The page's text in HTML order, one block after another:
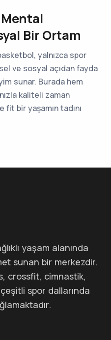
Bir Ortam
yalnızca spor
ve sosyal açıdan fayda
sunar. Burada hem
kaliteli zaman
fit bir yaşamın tadını
yaşam alanında
sunan bir merkezdir.
crossfit, cimnastik,
spor dallarında